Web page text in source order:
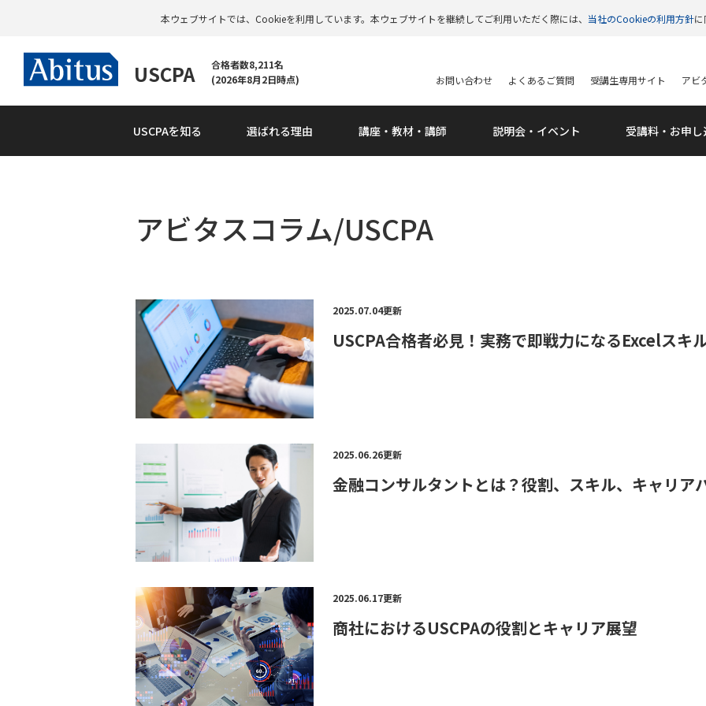
本ウェブサイトでは、Cookieを利用しています。本ウェブサイトを継続してご利用いただく際には、 当社のCookieの利用方針
USCPA
合格者数8,211名
(2026年8月2日時点)
USCPAを知る 選ばれる理由 講座・教材・講師 説明会・ イベント 受講料・ お申
お問い合わせ よくあるご質問 受講生専用サイト アビ
アビタスコラム/USCPA
2025.07.04更新
USCPA合格者必見！実務で即戦力になるExcelスキ
2025.06.26更新
金融コンサルタントとは？役割、スキル、キャリア
2025.06.17更新
商社におけるUSCPAの役割とキャリア展望